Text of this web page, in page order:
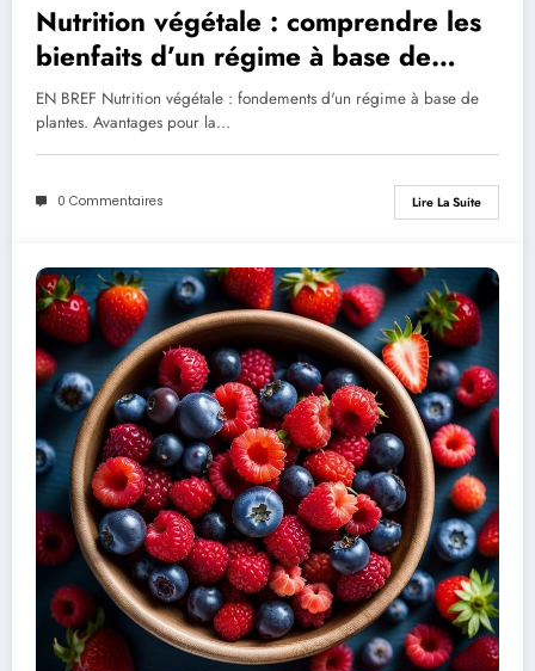
Nutrition végétale : comprendre les
bienfaits d’un régime à base de
plantes
EN BREF Nutrition végétale : fondements d'un régime à base de
plantes. Avantages pour la…
0 Commentaires Lire La Suite